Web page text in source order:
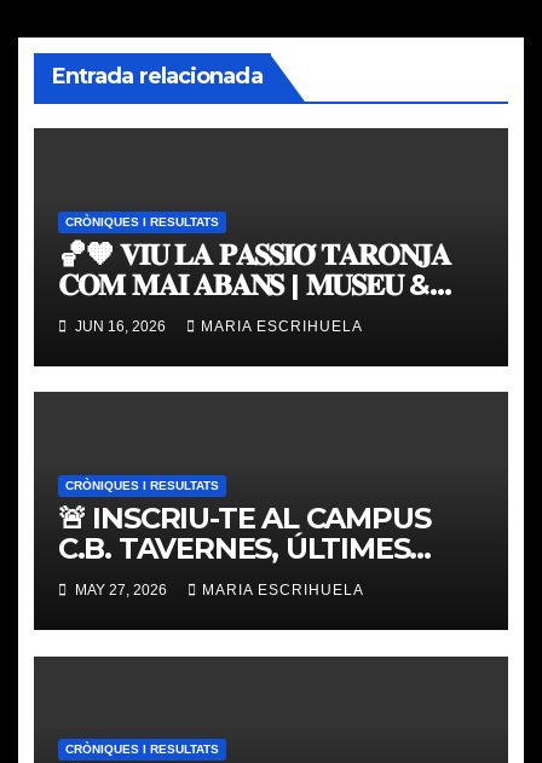
Entrada relacionada
CRÒNIQUES I RESULTATS
🏀🧡 𝐕𝐈𝐔 𝐋𝐀 𝐏𝐀𝐒𝐒𝐈𝐎́ 𝐓𝐀𝐑𝐎𝐍𝐉𝐀
𝐂𝐎𝐌 𝐌𝐀𝐈 𝐀𝐁𝐀𝐍𝐒 | 𝐌𝐔𝐒𝐄𝐔 &
𝐓𝐎𝐔𝐑 𝐕𝐀𝐋𝐄𝐍𝐂𝐈𝐀 𝐁𝐀𝐒𝐊𝐄𝐓
JUN 16, 2026 MARIA ESCRIHUELA
CRÒNIQUES I RESULTATS
🚨 INSCRIU-TE AL CAMPUS
C.B. TAVERNES, ÚLTIMES
PLACES
MAY 27, 2026 MARIA ESCRIHUELA
CRÒNIQUES I RESULTATS